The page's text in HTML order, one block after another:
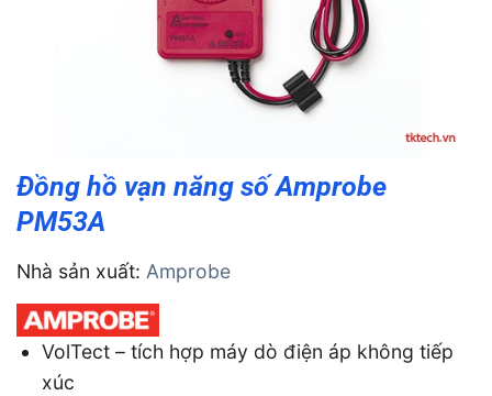
Đồng hồ vạn năng số Amprobe
PM53A
Nhà sản xuất: Amprobe
VolTect – tích hợp máy dò điện áp không tiếp
xúc